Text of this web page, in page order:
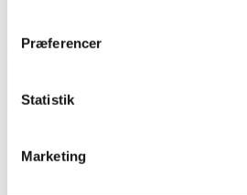
Præferencer
Statistik
Marketing
FORSKNING
Bevillingsår: